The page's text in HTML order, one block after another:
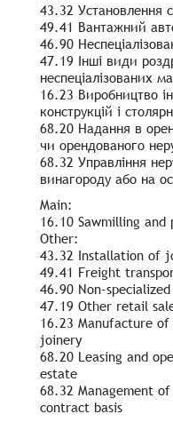
43.32 Установлення
49.41 Вантажний
46.90
47.19 Інші види
неспеціалізованих
16.23 Виробництво
конструкцій і
68.20 Надання в
чи орендованого
68.32 Управління
винагороду або на
Main:
16.10 Sawmilling and
Other:
43.32 Installation of
49.41 Freight
46.90 Non-
47.19 Other retail
16.23 Manufacture
joinery
68.20 Leasing and
estate
68.32 Management
contract basis